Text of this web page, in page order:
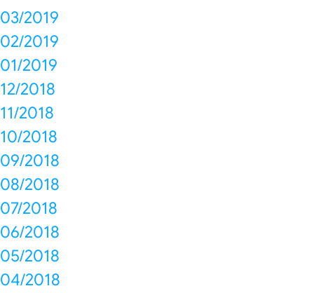
03/2019
02/2019
01/2019
12/2018
11/2018
10/2018
09/2018
08/2018
07/2018
06/2018
05/2018
04/2018